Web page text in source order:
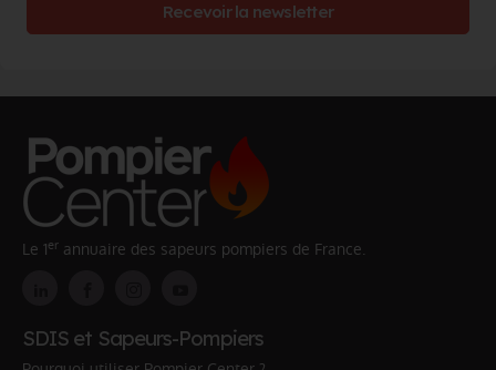
Recevoir la newsletter
Le 1er annuaire des sapeurs pompiers de France.
SDIS et Sapeurs-Pompiers